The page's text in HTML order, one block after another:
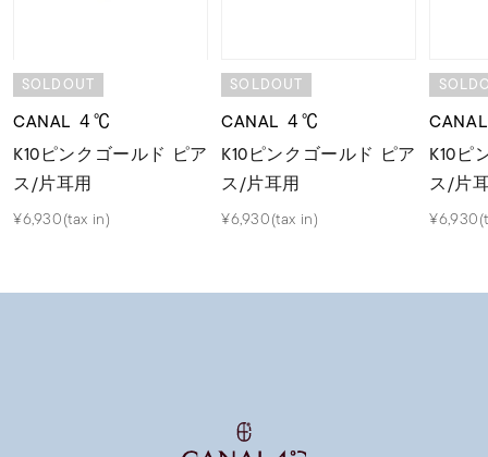
SOLDOUT
CANAL ４℃
K10ピンクゴールド ピア
ス/片耳用
¥6,930(tax in)
SOLDOUT
CANAL ４℃
K10ピンクゴールド ピア
ス/片耳用
¥6,930(tax in)
K10ピ
ス/片